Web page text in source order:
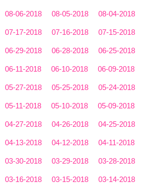
08-06-2018 08-05-2018 08-04-2018
07-17-2018 07-16-2018 07-15-2018
06-29-2018 06-28-2018 06-25-2018
06-11-2018 06-10-2018 06-09-2018
05-27-2018 05-25-2018 05-24-2018
05-11-2018 05-10-2018 05-09-2018
04-27-2018 04-26-2018 04-25-2018
04-13-2018 04-12-2018 04-11-2018
03-30-2018 03-29-2018 03-28-2018
03-16-2018 03-15-2018 03-14-2018